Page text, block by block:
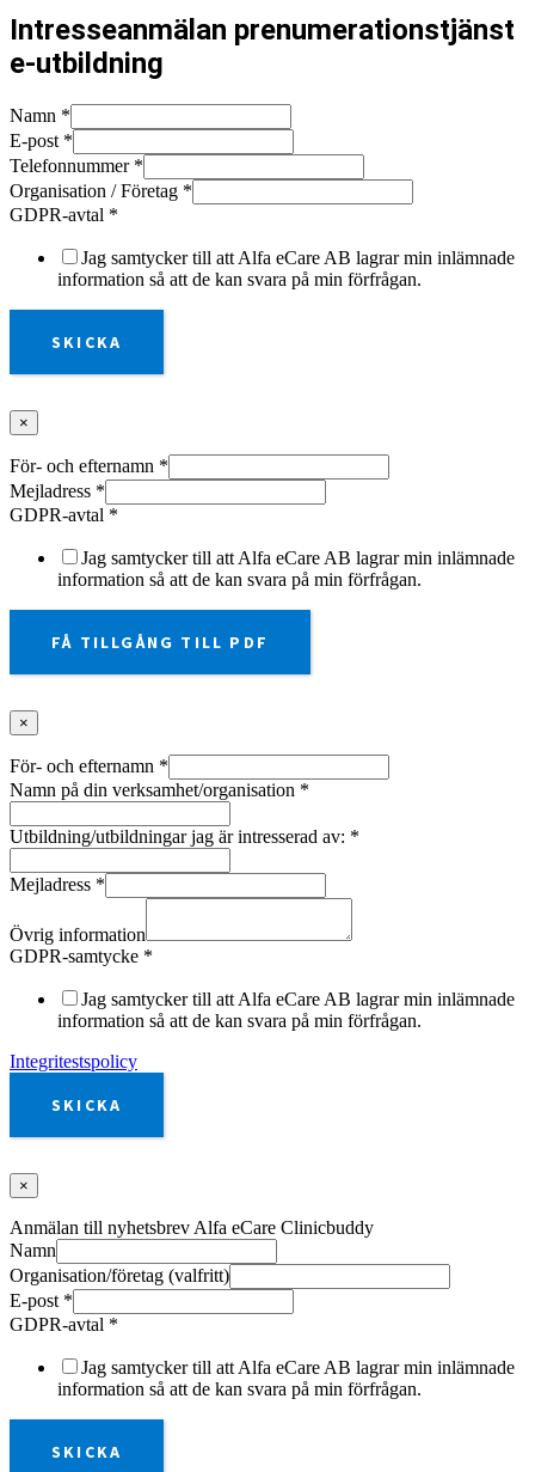
Intresseanmälan prenumerationstjänst
e-utbildning
Namn *
E-post *
Telefonnummer *
Organisation / Företag *
GDPR-avtal *
Jag samtycker till att Alfa eCare AB lagrar min inlämnade
information så att de kan svara på min förfrågan.
SKICKA
×
För- och efternamn *
Mejladress *
GDPR-avtal *
Jag samtycker till att Alfa eCare AB lagrar min inlämnade
information så att de kan svara på min förfrågan.
FÅ TILLGÅNG TILL PDF
×
För- och efternamn *
Namn på din verksamhet/organisation *
Utbildning/utbildningar jag är intresserad av: *
Mejladress *
Övrig information
GDPR-samtycke *
Jag samtycker till att Alfa eCare AB lagrar min inlämnade
information så att de kan svara på min förfrågan.
Integritestspolicy
SKICKA
×
Anmälan till nyhetsbrev Alfa eCare Clinicbuddy
Namn
Organisation/företag (valfritt)
E-post *
GDPR-avtal *
Jag samtycker till att Alfa eCare AB lagrar min inlämnade
information så att de kan svara på min förfrågan.
SKICKA